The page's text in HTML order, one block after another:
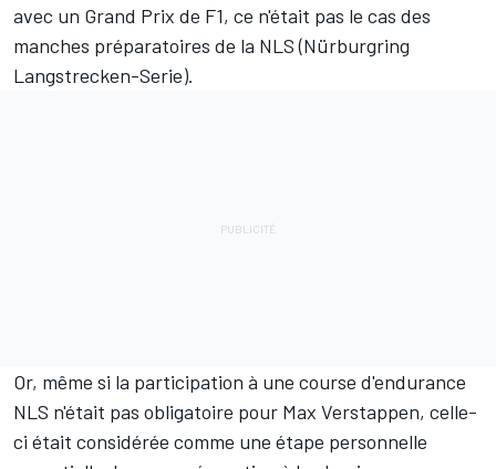
avec un Grand Prix de F1, ce n'était pas le cas des
manches préparatoires de la NLS (Nürburgring
Langstrecken-Serie).
Or, même si la participation à une course d'endurance
NLS n'était pas obligatoire pour Max Verstappen, celle-
ci était considérée comme une étape personnelle